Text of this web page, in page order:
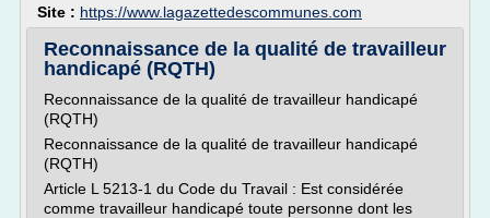
Site : https://www.lagazettedescommunes.com
Reconnaissance de la qualité de travailleur
handicapé (RQTH)
Reconnaissance de la qualité de travailleur handicapé
(RQTH)
Reconnaissance de la qualité de travailleur handicapé
(RQTH)
Article L 5213-1 du Code du Travail : Est considérée
comme travailleur handicapé toute personne dont les